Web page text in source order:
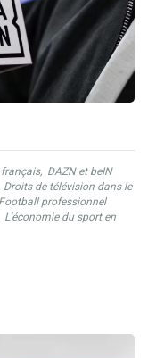
, DAZN et beIN
Droits de télévision dans le
Football professionnel
L'économie du sport en